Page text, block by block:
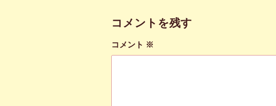
コメントを残す
コメント ※